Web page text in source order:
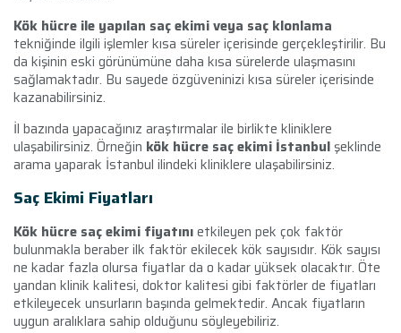
Kök hücre ile yapılan saç ekimi veya saç klonlama
tekniğinde ilgili işlemler kısa süreler içerisinde gerçekleştirilir. Bu
da kişinin eski görünümüne daha kısa sürelerde ulaşmasını
sağlamaktadır. Bu sayede özgüveninizi kısa süreler içerisinde
kazanabilirsiniz.
İl bazında yapacağınız araştırmalar ile birlikte kliniklere
ulaşabilirsiniz. Örneğin kök hücre saç ekimi İstanbulşeklinde
arama yaparak İstanbul ilindeki kliniklere ulaşabilirsiniz.
Saç Ekimi Fiyatları
Kök hücre saç ekimi fiyatınıetkileyen pek çok faktör
bulunmakla beraber ilk faktör ekilecek kök sayısıdır. Kök sayısı
ne kadar fazla olursa fiyatlar da o kadar yüksek olacaktır. Öte
yandan klinik kalitesi, doktor kalitesi gibi faktörler de fiyatları
etkileyecek unsurların başında gelmektedir. Ancak fiyatların
uygun aralıklara sahip olduğunu söyleyebiliriz.